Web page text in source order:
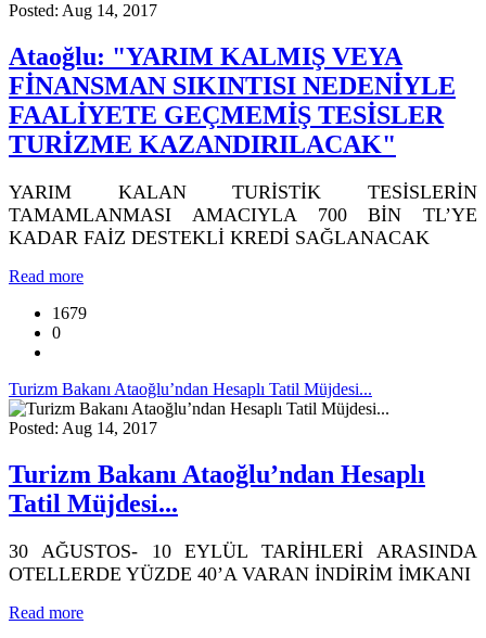
Posted: Aug 14, 2017
Ataoğlu: "YARIM KALMIŞ VEYA
FİNANSMAN SIKINTISI NEDENİYLE
FAALİYETE GEÇMEMİŞ TESİSLER
TURİZME KAZANDIRILACAK"
YARIM KALAN TURİSTİK TESİSLERİN
TAMAMLANMASI AMACIYLA 700 BİN TL’YE
KADAR FAİZ DESTEKLİ KREDİ SAĞLANACAK
Read more
1679
0
Turizm Bakanı Ataoğlu’ndan Hesaplı Tatil Müjdesi...
Posted: Aug 14, 2017
Turizm Bakanı Ataoğlu’ndan Hesaplı
Tatil Müjdesi...
30 AĞUSTOS- 10 EYLÜL TARİHLERİ ARASINDA
OTELLERDE YÜZDE 40’A VARAN İNDİRİM İMKANI
Read more